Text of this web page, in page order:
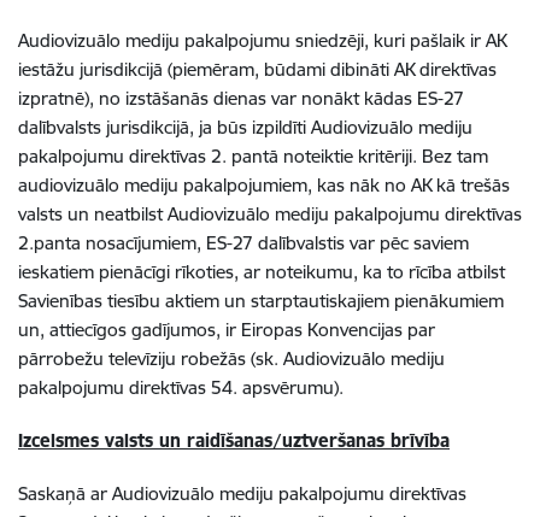
Audiovizuālo mediju pakalpojumu sniedzēji, kuri pašlaik ir AK
iestāžu jurisdikcijā (piemēram, būdami dibināti AK direktīvas
izpratnē), no izstāšanās dienas var nonākt kādas ES-27
dalībvalsts jurisdikcijā, ja būs izpildīti Audiovizuālo mediju
pakalpojumu direktīvas 2. pantā noteiktie kritēriji. Bez tam
audiovizuālo mediju pakalpojumiem, kas nāk no AK kā trešās
valsts un neatbilst Audiovizuālo mediju pakalpojumu direktīvas
2.panta nosacījumiem, ES-27 dalībvalstis var pēc saviem
ieskatiem pienācīgi rīkoties, ar noteikumu, ka to rīcība atbilst
Savienības tiesību aktiem un starptautiskajiem pienākumiem
un, attiecīgos gadījumos, ir Eiropas Konvencijas par
pārrobežu televīziju robežās (sk. Audiovizuālo mediju
pakalpojumu direktīvas 54. apsvērumu).
Izcelsmes valsts un raidīšanas/uztveršanas brīvība
Saskaņā ar Audiovizuālo mediju pakalpojumu direktīvas